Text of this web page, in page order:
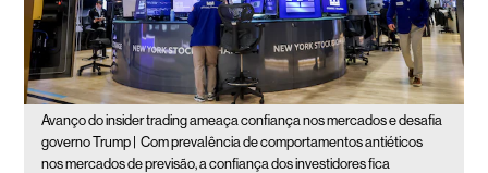
Avanço do insider trading ameaça confiança nos mercados e desafia
governo Trump |
Com prevalência de comportamentos antiéticos
nos mercados de previsão, a confiança dos investidores fica